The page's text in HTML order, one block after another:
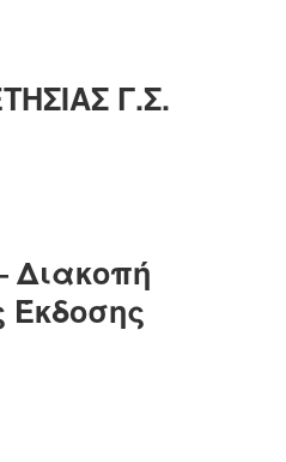
Γ.Σ.
Διακοπή
Έκδοσης